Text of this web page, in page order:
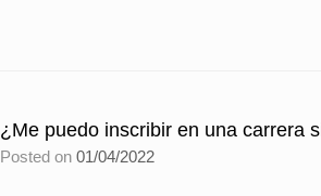
¿Me puedo inscribir en una carrera
Posted on 01/04/2022